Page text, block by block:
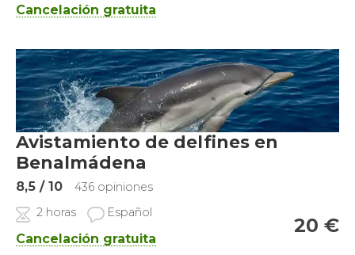
Cancelación gratuita
Avistamiento de delfines en
Benalmádena
8,5 / 10
436 opiniones
2 horas
Español
Cancelación gratuita
20 €